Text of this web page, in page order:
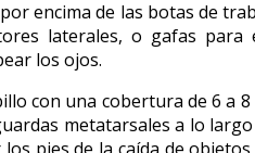
encima de las botas de
laterales, o gafas
los ojos.
con una cobertura de 6 a
metatarsales a lo